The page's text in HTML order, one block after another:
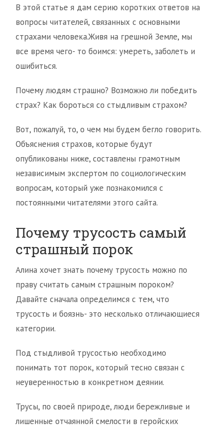
В этой статье я дам серию коротких ответов на
вопросы читателей, связанных с основными
страхами человека.Живя на грешной Земле, мы
все время чего- то боимся: умереть, заболеть и
ошибиться.
Почему людям страшно? Возможно ли победить
страх? Как бороться со стыдливым страхом?
Вот, пожалуй, то, о чем мы будем бегло говорить.
Объяснения страхов, которые будут
опубликованы ниже, составлены грамотным
независимым экспертом по социологическим
вопросам, который уже познакомился с
постоянными читателями этого сайта.
Почему трусость самый
страшный порок
Алина хочет знать почему трусость можно по
праву считать самым страшным пороком?
Давайте сначала определимся с тем, что
трусость и боязнь- это несколько отличающиеся
категории.
Под стыдливой трусостью необходимо
понимать тот порок, который тесно связан с
неуверенностью в конкретном деянии.
Трусы, по своей природе, люди бережливые и
лишенные отчаянной смелости в геройских